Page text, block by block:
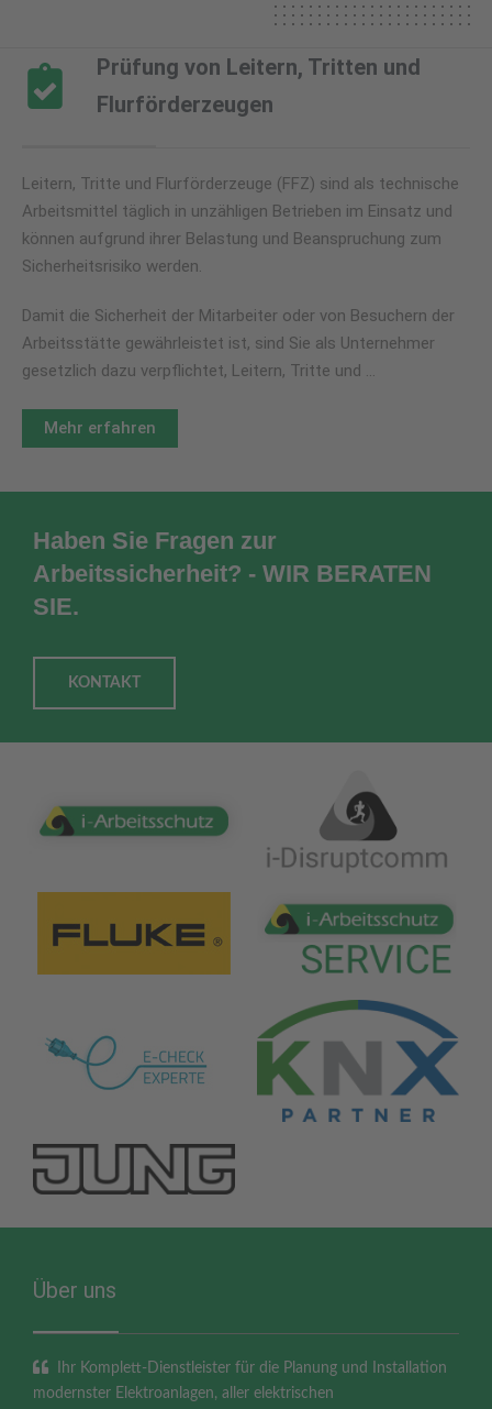
Prüfung von Leitern, Tritten und
Flurförderzeugen
Leitern, Tritte und Flurförderzeuge (FFZ) sind als technische
Arbeitsmittel täglich in unzähligen Betrieben im Einsatz und
können aufgrund ihrer Belastung und Beanspruchung zum
Sicherheitsrisiko werden.
Damit die Sicherheit der Mitarbeiter oder von Besuchern der
Arbeitsstätte gewährleistet ist, sind Sie als Unternehmer
gesetzlich dazu verpflichtet, Leitern, Tritte und …
Mehr erfahren
Haben Sie Fragen zur
Arbeitssicherheit? - WIR BERATEN
SIE.
KONTAKT
Über uns
Ihr Komplett-Dienstleister für die Planung und Installation
modernster Elektroanlagen, aller elektrischen